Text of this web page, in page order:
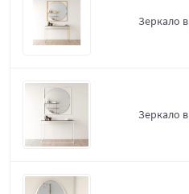
Зеркало
Зеркало